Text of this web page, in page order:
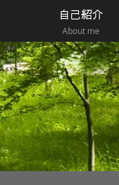
自己紹介
About me